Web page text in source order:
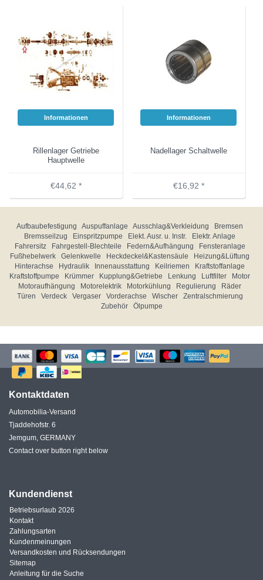
Informationen
Rillenlager Getriebe
Hauptwelle
€44,62 *
Informationen
Nadellager Schaltwelle
€16,92 *
Aufbaubefestigung Auspuffanlage Ausschlag&Verkleidung
Bremsen
Bremsseilzug
Einspritzpumpe Elekt. Ausr. u. Instr.
Elektr. Anlage
Fahrersitz
Fahrgestell-Blechteile Federn&Aufhängung
Fensteranlage
Fußhebelwerk
Gelenkwelle Heckdeckel&Kastensäule
Heizung&Lüftung
Hinterachse
Hydraulik Innenausstattung Keilriemen
Kraftstoffanlage
Kraftstoffpumpe
Krümmer Kupplung&Getriebe Lenkung Luftfilter
Motor
Motoraufhängung
Motorelektrik Motorkühlung Regulierung
Räder
Türen
Verdeck Vergaser Vorderachse Wischer
Zentralschmierung
Zubehör
Ölpumpe
Kontaktdaten
Automobilia-Versand
Tjaddehofstr. 6
Jemgum, GERMANY
Contact over button right below
Kundendienst
Betriebsurlaub 2026
Kontakt
Zahlungsarten
Kundenmeinungen
Versandkosten und Rücksendungen
Sitemap
Anleitung für die Suche